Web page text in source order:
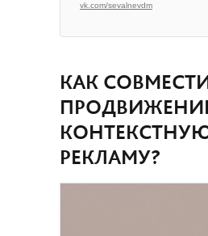
vk.com/sevalnevdm
КАК
РЕКЛАМУ?